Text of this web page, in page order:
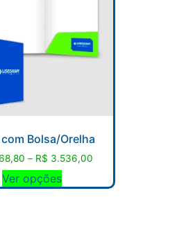
Bolsa/Orelha
– R$ 3.536,00
Ver opções